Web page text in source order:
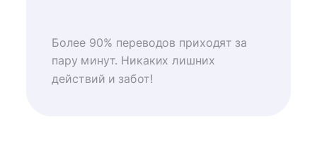
Более 90% переводов приходят за
пару минут. Никаких лишних
действий и забот!